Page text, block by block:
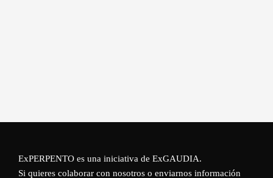
ExPERPENTO es una iniciativa de ExGAUDIA.
Si quieres colaborar con nosotros o enviarnos información